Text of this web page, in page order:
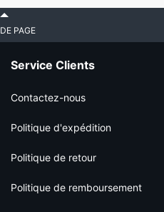
PAGE
Service Clients
Contactez-nous
Politique d'expédition
Politique de retour
Politique de remboursement